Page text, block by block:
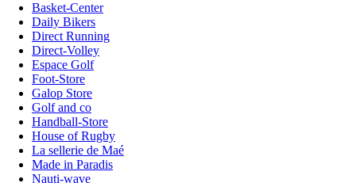
Basket-Center
Daily Bikers
Direct Running
Direct-Volley
Espace Golf
Foot-Store
Galop Store
Golf and co
Handball-Store
House of Rugby
La sellerie de Maé
Made in Paradis
Nauti-wave